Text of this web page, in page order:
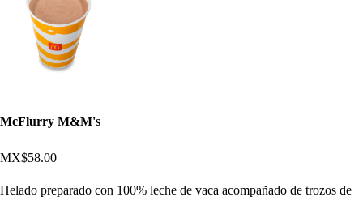
McFlurry M&M's
MX$58.00
Helado preparado con 100% leche de vaca acompañado de trozos de